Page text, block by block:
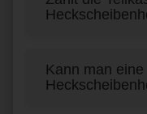
Kann man eine